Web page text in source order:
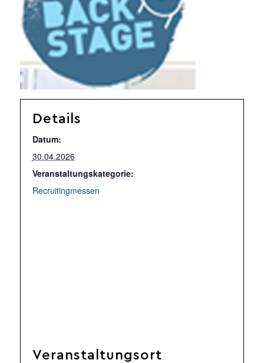
Details
Datum:
30.04.2026
Veranstaltungskategorie:
Recruitingmessen
Veranstaltungsort